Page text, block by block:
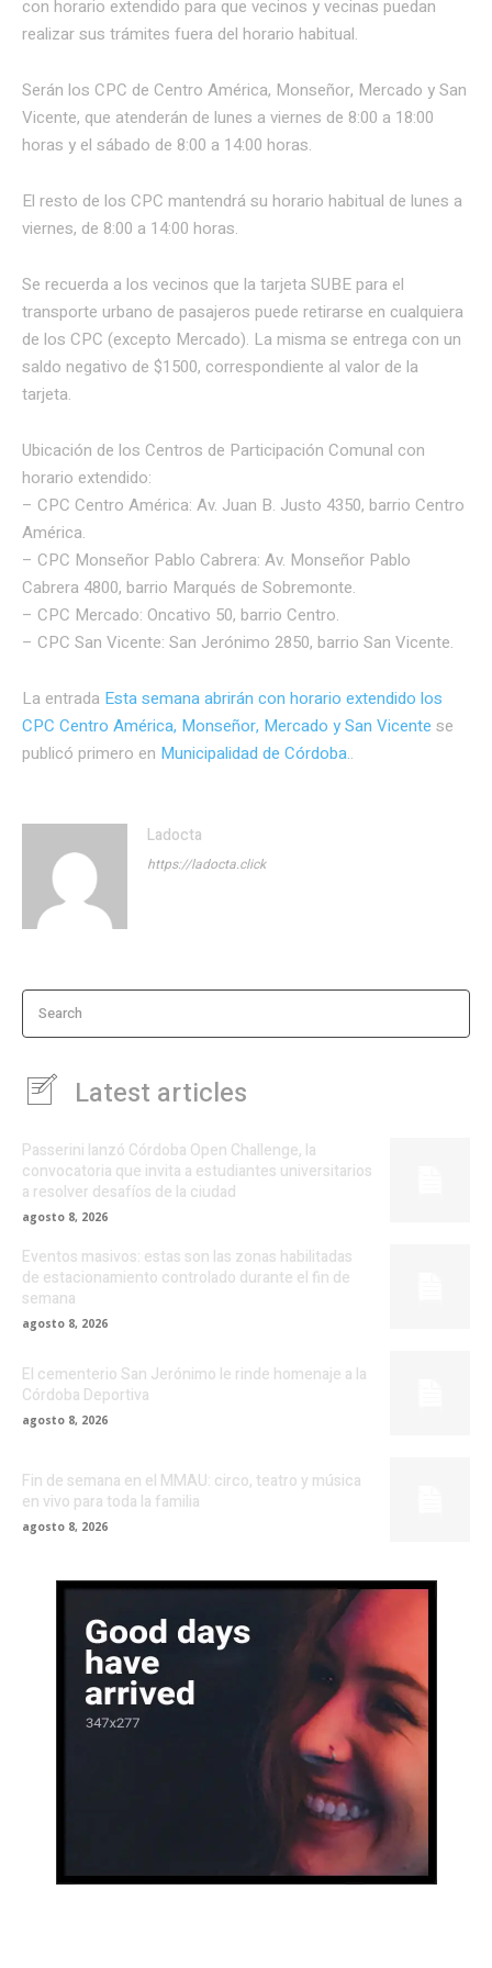
con horario extendido para que vecinos y vecinas puedan
realizar sus trámites fuera del horario habitual.
Serán los CPC de Centro América, Monseñor, Mercado y San
Vicente, que atenderán de lunes a viernes de 8:00 a 18:00
horas y el sábado de 8:00 a 14:00 horas.
El resto de los CPC mantendrá su horario habitual de lunes a
viernes, de 8:00 a 14:00 horas.
Se recuerda a los vecinos que la tarjeta SUBE para el
transporte urbano de pasajeros puede retirarse en cualquiera
de los CPC (excepto Mercado). La misma se entrega con un
saldo negativo de $1500, correspondiente al valor de la
tarjeta.
Ubicación de los Centros de Participación Comunal con
horario extendido:
– CPC Centro América: Av. Juan B. Justo 4350, barrio Centro
América.
– CPC Monseñor Pablo Cabrera: Av. Monseñor Pablo
Cabrera 4800, barrio Marqués de Sobremonte.
– CPC Mercado: Oncativo 50, barrio Centro.
– CPC San Vicente: San Jerónimo 2850, barrio San Vicente.
La entrada Esta semana abrirán con horario extendido los
CPC Centro América, Monseñor, Mercado y San Vicente se
publicó primero en Municipalidad de Córdoba..
Ladocta
https://ladocta.click
Search
Latest articles
Passerini lanzó Córdoba Open Challenge, la
convocatoria que invita a estudiantes universitarios
a resolver desafíos de la ciudad
agosto 8, 2026
Eventos masivos: estas son las zonas habilitadas
de estacionamiento controlado durante el fin de
semana
agosto 8, 2026
El cementerio San Jerónimo le rinde homenaje a la
Córdoba Deportiva
agosto 8, 2026
Fin de semana en el MMAU: circo, teatro y música
en vivo para toda la familia
agosto 8, 2026